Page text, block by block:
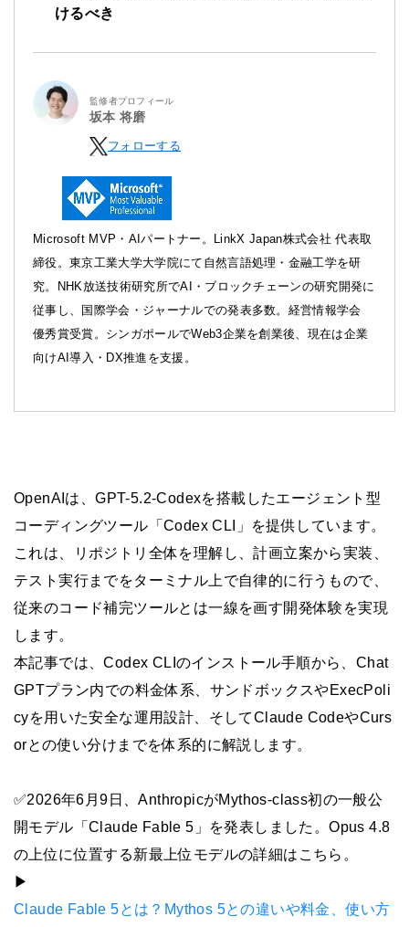
けるべき
監修者プロフィール
坂本 将磨
フォローする
Microsoft MVP・AIパートナー。LinkX Japan株式会社 代表取
締役。東京工業大学大学院にて自然言語処理・金融工学を研
究。NHK放送技術研究所でAI・ブロックチェーンの研究開発に
従事し、国際学会・ジャーナルでの発表多数。経営情報学会
優秀賞受賞。シンガポールでWeb3企業を創業後、現在は企業
向けAI導入・DX推進を支援。
OpenAIは、GPT-5.2-Codexを搭載したエージェント型
コーディングツール「Codex CLI」を提供しています。
これは、リポジトリ全体を理解し、計画立案から実装、
テスト実行までをターミナル上で自律的に行うもので、
従来のコード補完ツールとは一線を画す開発体験を実現
します。
本記事では、Codex CLIのインストール手順から、Chat
GPTプラン内での料金体系、サンドボックスやExecPoli
cyを用いた安全な運用設計、そしてClaude CodeやCurs
orとの使い分けまでを体系的に解説します。
✅2026年6月9日、AnthropicがMythos-class初の一般公
開モデル「Claude Fable 5」を発表しました。Opus 4.8
の上位に位置する新最上位モデルの詳細はこちら。
▶︎
Claude Fable 5とは？Mythos 5との違いや料金、使い方